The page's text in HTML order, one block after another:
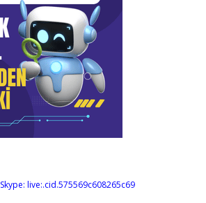
Skype: live:.cid.575569c608265c69